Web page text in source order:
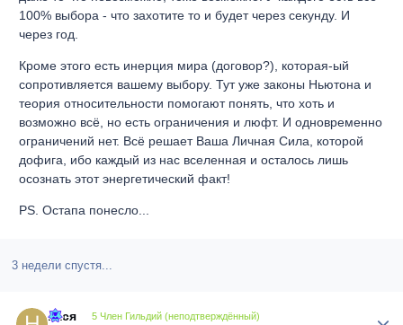
100% выбора - что захотите то и будет через секунду. И
через год.
Кроме этого есть инерция мира (договор?), которая-ый
сопротивляется вашему выбору. Тут уже законы Ньютона и
теория относительности помогают понять, что хоть и
возможно всё, но есть ограничения и люфт. И одновременно
ограничений нет. Всё решает Ваша Личная Сила, которой
дофига, ибо каждый из нас вселенная и осталось лишь
осознать этот энергетический факт!
PS. Остапа понесло...
3 недели спустя...
нася 5 Член Гильдий (неподтверждённый)